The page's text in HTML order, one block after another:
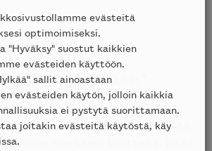
etsimääsi?
kauttamme on mahdollista tilata
merkkien tuotteita, jotka
evästeitä
optimoimiseksi.
"Hyväksy" suostut kaikkien
evästeiden käyttöön.
sallit ainoastaan
evästeiden käytön, jolloin kaikkia
ei pystytä suorittamaan.
joitakin evästeitä käytöstä, käy